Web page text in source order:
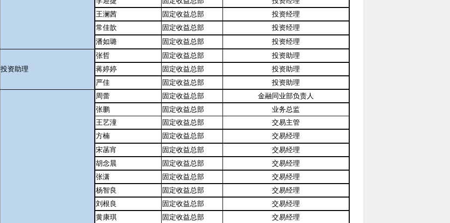
王澜茜
固定收益总部
投资经理
常佳歆
固定收益总部
投资经理
潘如璐
固定收益总部 投资经理
投资助理
张哲 固定收益总部
投资助理
蒋婷婷
固定收益总部
投资助理
严佳
固定收益总部 投资助理
周蕾 固定收益总部
金融同业部负责人
张鹏
固定收益总部
业务总监
王艺潼
固定收益总部
交易主管
方楠
固定收益总部
交易经理
宋菡宵
固定收益总部
交易经理
胡念晨
固定收益总部
交易经理
张潇
固定收益总部
交易经理
杨智良
固定收益总部
交易经理
刘根良
固定收益总部
交易经理
黄康琪
固定收益总部
交易经理